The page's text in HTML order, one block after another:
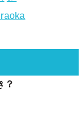
？